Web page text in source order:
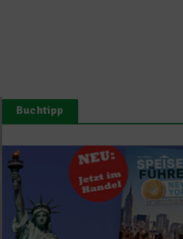
Buchtipp